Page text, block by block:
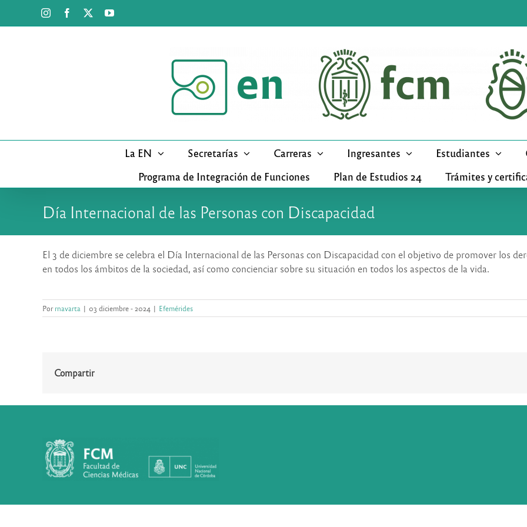
InstagramFacebook YouTube
La EN Secretarías Carreras Ingresantes Estudiantes
Programa de Integración de Funciones
Plan de Estudios 24 Trámites y
Día Internacional de las Personas con Discapacidad
El 3 de diciembre se celebra el Día Internacional de las Personas con Discapacidad con el objetivo de promover los
en todos los ámbitos de la sociedad, así como concienciar sobre su situación en todos los aspectos de la vida.
Porrnavarta | 03 diciembre - 2024 | Efemérides
Compartir